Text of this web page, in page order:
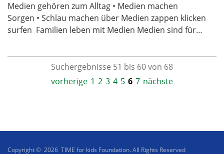
Medien gehören zum Alltag • Medien machen
Sorgen • Schlau machen über Medien zappen klicken
surfen  Familien leben mit Medien Medien sind für…
Suchergebnisse 51 bis 60 von 68
vorherige 1 2 3 4 5 6 7 nächste
Copyright © 2026 TIME for kids Foundation. All Rights Reserved